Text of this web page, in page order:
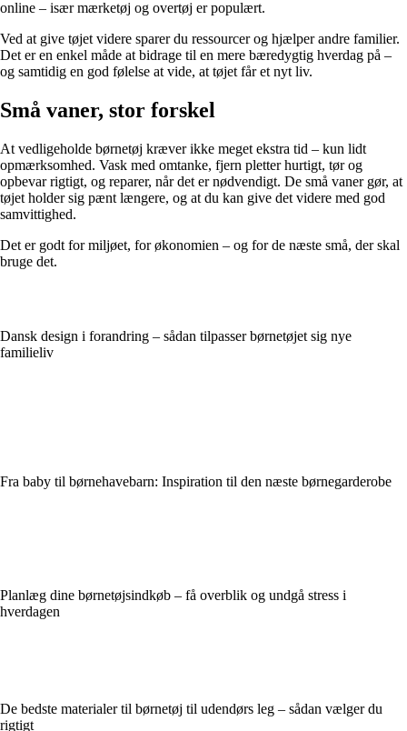
online – især mærketøj og overtøj er populært.
Ved at give tøjet videre sparer du ressourcer og hjælper andre familier.
Det er en enkel måde at bidrage til en mere bæredygtig hverdag på –
og samtidig en god følelse at vide, at tøjet får et nyt liv.
Små vaner, stor forskel
At vedligeholde børnetøj kræver ikke meget ekstra tid – kun lidt
opmærksomhed. Vask med omtanke, fjern pletter hurtigt, tør og
opbevar rigtigt, og reparer, når det er nødvendigt. De små vaner gør, at
tøjet holder sig pænt længere, og at du kan give det videre med god
samvittighed.
Det er godt for miljøet, for økonomien – og for de næste små, der skal
bruge det.
Dansk design i forandring – sådan tilpasser børnetøjet sig nye
familieliv
Fra baby til børnehavebarn: Inspiration til den næste børnegarderobe
Planlæg dine børnetøjsindkøb – få overblik og undgå stress i
hverdagen
De bedste materialer til børnetøj til udendørs leg – sådan vælger du
rigtigt